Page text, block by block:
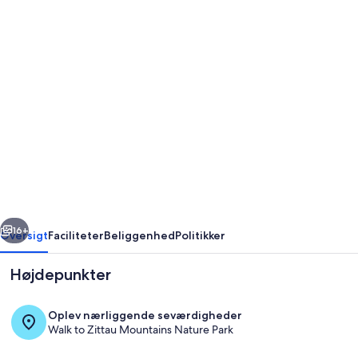
Næste
16+
OversigtFaciliteterBeliggenhedPolitikker
Højdepunkter
Oplev nærliggende seværdigheder
Walk to Zittau Mountains Nature Park